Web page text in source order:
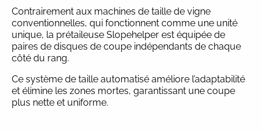
Contrairement aux machines de taille de vigne
conventionnelles, qui fonctionnent comme une unité
unique, la prétaileuse Slopehelper est équipée de
paires de disques de coupe indépendants de chaque
côté du rang.
Ce système de taille automatisé améliore l’adaptabilité
et élimine les zones mortes, garantissant une coupe
plus nette et uniforme.